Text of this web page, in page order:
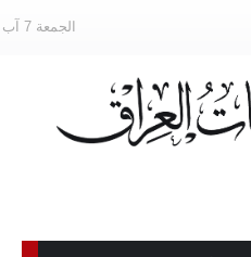
الجمعة 7 آب 2026